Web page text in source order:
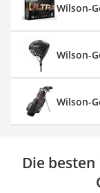
Wilson-
Wilson-
Wilson-
Die